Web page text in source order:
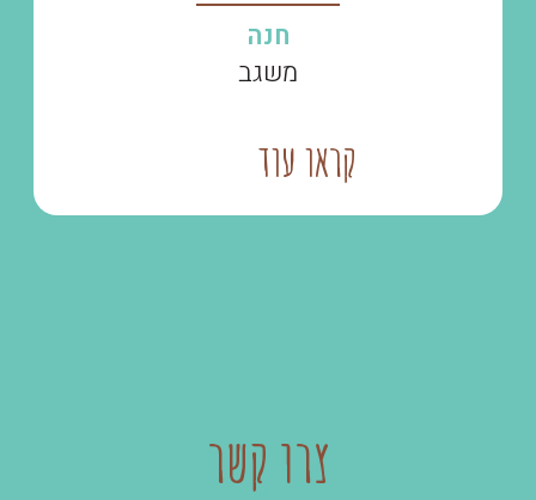
חנה
משגב
קראו עוד
צרו קשר